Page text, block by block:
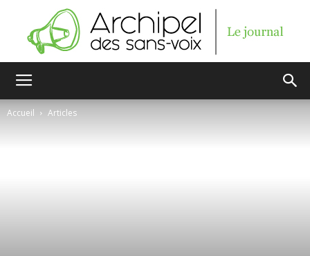
Accueil Articles